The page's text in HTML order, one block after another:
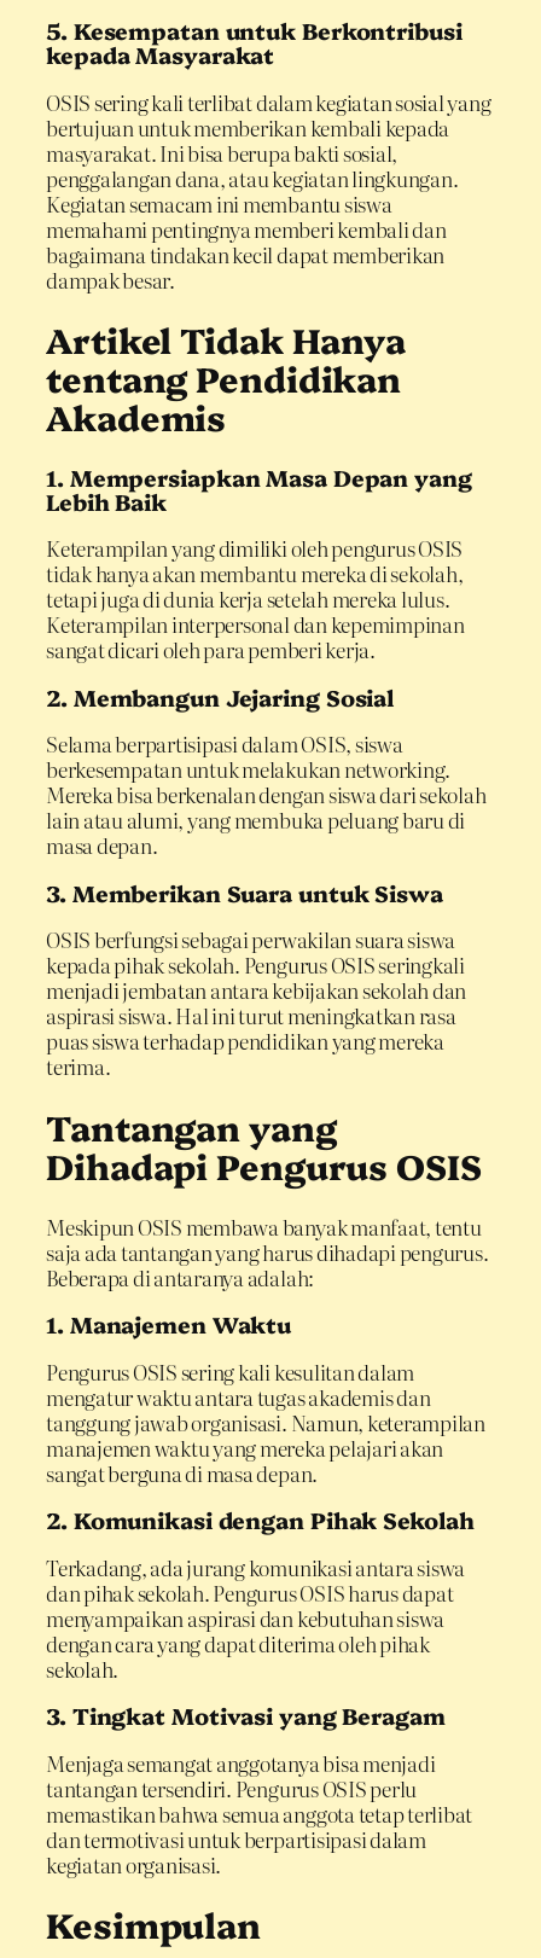
5. Kesempatan untuk Berkontribusi
kepada Masyarakat
OSIS sering kali terlibat dalam kegiatan sosial yang
bertujuan untuk memberikan kembali kepada
masyarakat. Ini bisa berupa bakti sosial,
penggalangan dana, atau kegiatan lingkungan.
Kegiatan semacam ini membantu siswa
memahami pentingnya memberi kembali dan
bagaimana tindakan kecil dapat memberikan
dampak besar.
Artikel Tidak Hanya
tentang Pendidikan
Akademis
1. Mempersiapkan Masa Depan yang
Lebih Baik
Keterampilan yang dimiliki oleh pengurus OSIS
tidak hanya akan membantu mereka di sekolah,
tetapi juga di dunia kerja setelah mereka lulus.
Keterampilan interpersonal dan kepemimpinan
sangat dicari oleh para pemberi kerja.
2. Membangun Jejaring Sosial
Selama berpartisipasi dalam OSIS, siswa
berkesempatan untuk melakukan networking.
Mereka bisa berkenalan dengan siswa dari sekolah
lain atau alumi, yang membuka peluang baru di
masa depan.
3. Memberikan Suara untuk Siswa
OSIS berfungsi sebagai perwakilan suara siswa
kepada pihak sekolah. Pengurus OSIS seringkali
menjadi jembatan antara kebijakan sekolah dan
aspirasi siswa. Hal ini turut meningkatkan rasa
puas siswa terhadap pendidikan yang mereka
terima.
Tantangan yang
Dihadapi Pengurus OSIS
Meskipun OSIS membawa banyak manfaat, tentu
saja ada tantangan yang harus dihadapi pengurus.
Beberapa di antaranya adalah:
1. Manajemen Waktu
Pengurus OSIS sering kali kesulitan dalam
mengatur waktu antara tugas akademis dan
tanggung jawab organisasi. Namun, keterampilan
manajemen waktu yang mereka pelajari akan
sangat berguna di masa depan.
2. Komunikasi dengan Pihak Sekolah
Terkadang, ada jurang komunikasi antara siswa
dan pihak sekolah. Pengurus OSIS harus dapat
menyampaikan aspirasi dan kebutuhan siswa
dengan cara yang dapat diterima oleh pihak
sekolah.
3. Tingkat Motivasi yang Beragam
Menjaga semangat anggotanya bisa menjadi
tantangan tersendiri. Pengurus OSIS perlu
memastikan bahwa semua anggota tetap terlibat
dan termotivasi untuk berpartisipasi dalam
kegiatan organisasi.
Kesimpulan